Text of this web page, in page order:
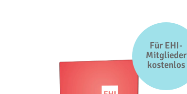
Für EHI-
Mitglieder
kostenlos